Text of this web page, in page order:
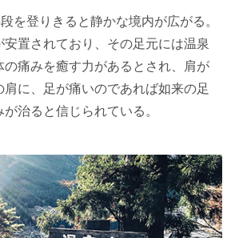
を登りきると静かな境内が広がる。
置されており、その足元には温泉
の痛みを癒す力があるとされ、肩が
に、足が痛いのであれば如来の足
治ると信じられている。